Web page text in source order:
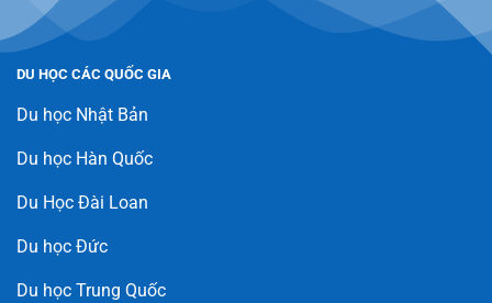
DU HỌC CÁC QUỐC GIA
Du học Nhật Bản
Du học Hàn Quốc
Du Học Đài Loan
Du học Đức
Du học Trung Quốc